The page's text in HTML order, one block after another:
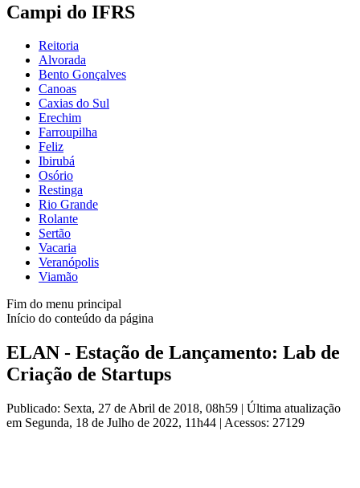
Campi do IFRS
Reitoria
Alvorada
Bento Gonçalves
Canoas
Caxias do Sul
Erechim
Farroupilha
Feliz
Ibirubá
Osório
Restinga
Rio Grande
Rolante
Sertão
Vacaria
Veranópolis
Viamão
Fim do menu principal
Início do conteúdo da página
ELAN - Estação de Lançamento: Lab de
Criação de Startups
Publicado: Sexta, 27 de Abril de 2018, 08h59 | Última atualização
em Segunda, 18 de Julho de 2022, 11h44 | Acessos: 27129